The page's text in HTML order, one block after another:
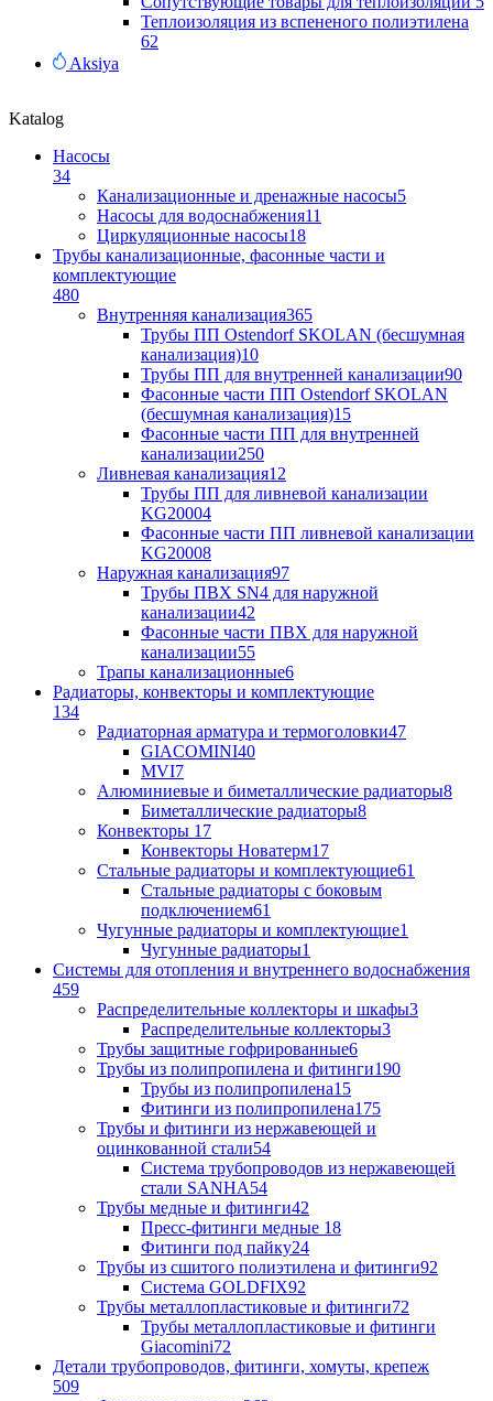
Теплоизоляция из вспененого полиэтилена
62
Aksiya
Katalog
Насосы
34
Канализационные и дренажные насосы5
Насосы для водоснабжения11
Циркуляционные насосы18
Трубы канализационные, фасонные части и
комплектующие
480
Внутренняя канализация365
Трубы ПП Ostendorf SKOLAN (бесшумная
канализация)10
Трубы ПП для внутренней канализации90
Фасонные части ПП Ostendorf SKOLAN
(бесшумная канализация)15
Фасонные части ПП для внутренней
канализации250
Ливневая канализация12
Трубы ПП для ливневой канализации
KG20004
Фасонные части ПП ливневой канализации
KG20008
Наружная канализация97
Трубы ПВХ SN4 для наружной
канализации42
Фасонные части ПВХ для наружной
канализации55
Трапы канализационные6
Радиаторы, конвекторы и комплектующие
134
Радиаторная арматура и термоголовки47
GIACOMINI40
MVI7
Алюминиевые и биметаллические радиаторы8
Биметаллические радиаторы8
Конвекторы 17
Конвекторы Новатерм17
Стальные радиаторы и комплектующие61
Стальные радиаторы с боковым
подключением61
Чугунные радиаторы и комплектующие1
Чугунные радиаторы1
Системы для отопления и внутреннего водоснабжения
459
Распределительные коллекторы и шкафы3
Распределительные коллекторы3
Трубы защитные гофрированные6
Трубы из полипропилена и фитинги190
Трубы из полипропилена15
Фитинги из полипропилена175
Трубы и фитинги из нержавеющей и
оцинкованной стали54
Система трубопроводов из нержавеющей
стали SANHA54
Трубы медные и фитинги42
Пресс-фитинги медные 18
Фитинги под пайку24
Трубы из сшитого полиэтилена и фитинги92
Система GOLDFIX92
Трубы металлопластиковые и фитинги72
Трубы металлопластиковые и фитинги
Giacomini72
Детали трубопроводов, фитинги, хомуты, крепеж
509